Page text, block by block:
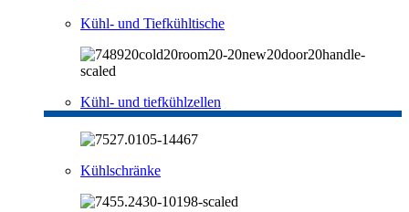
Kühl- und Tiefkühltische
Kühl- und tiefkühlzellen
Kühlschränke